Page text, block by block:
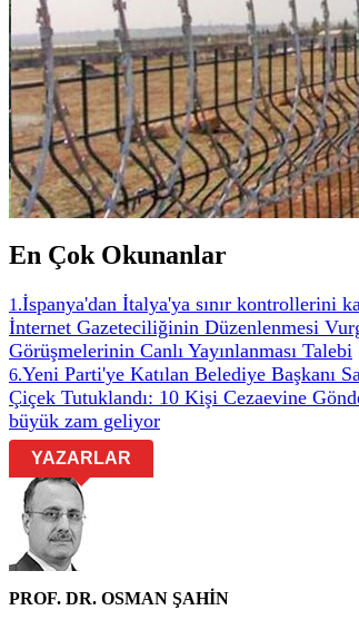
En Çok Okunanlar
1 .İspanya'dan İtalya'ya sınır kontrollerini
İnternet Gazeteciliğinin Düzenlenmesi
Görüşmelerinin Canlı Yayınlanması Talebi
6.Yeni Parti'ye Katılan Belediye Başkanı
Çiçek Tutuklandı: 10 Kişi Cezaevine
büyük zam geliyor
YAZARLAR
PROF. DR. OSMAN ŞAHİN